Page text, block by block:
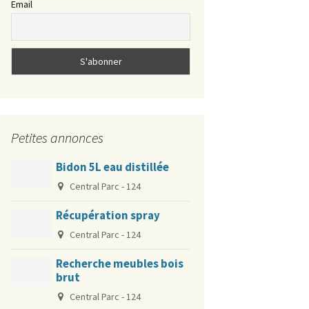
Protection Pigeons
Spécial innondation
Jazz dans le quartier
La cartographie du bruit
Email
Petites annonces
Bidon 5L eau distillée
Central Parc - 124
Récupération spray
Central Parc - 124
Recherche meubles bois
brut
Central Parc - 124